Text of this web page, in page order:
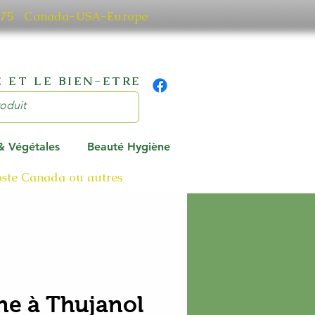
Canada-USA-Europe
ET LE BIEN-ETRE
Végétales Beauté Hygiène
Canada ou autres
à Thujanol